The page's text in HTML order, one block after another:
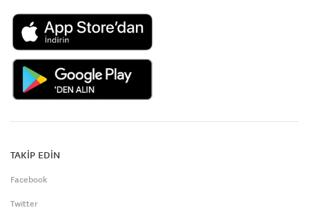
TAKİP EDİN
Facebook
Twitter